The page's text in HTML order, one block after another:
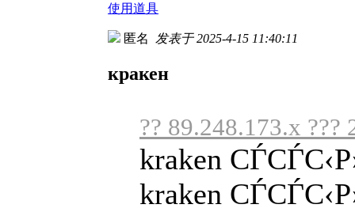
使用道具
匿名 发表于 2025-4-15 11:40:11
кракен
?? 89.248.173.x ???
kraken
kraken